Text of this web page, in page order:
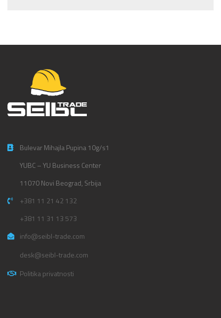
Bulevar Mihajla Pupina 10g/s1
YUBC – YU Business Center
11070 Novi Beograd, Srbija
+381 11 21 42 132
+381 11 31 13 573
info@seibl-trade.com
desk@seibl-trade.com
Politika privatnosti